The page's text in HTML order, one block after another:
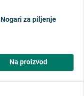
Nogari za piljenje
Na proizvod